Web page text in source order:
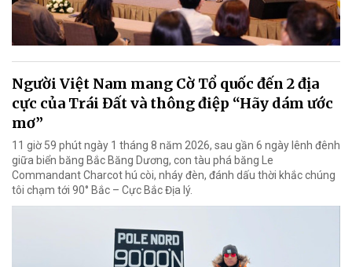
Người Việt Nam mang Cờ Tổ quốc đến 2 địa
cực của Trái Đất và thông điệp “Hãy dám ước
mơ”
11 giờ 59 phút ngày 1 tháng 8 năm 2026, sau gần 6 ngày lênh đênh
giữa biển băng Bắc Băng Dương, con tàu phá băng Le
Commandant Charcot hú còi, nháy đèn, đánh dấu thời khắc chúng
tôi chạm tới 90° Bắc – Cực Bắc Địa lý.